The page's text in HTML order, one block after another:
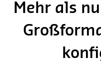
Mehr als